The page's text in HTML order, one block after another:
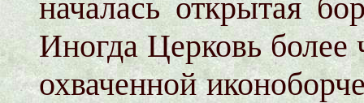
началась открытая
Иногда Церковь более
охваченной